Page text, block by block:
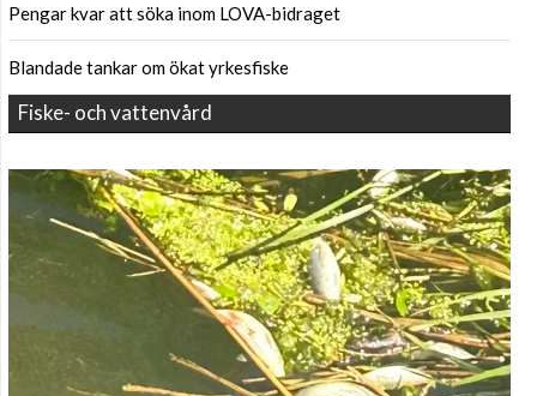
Pengar kvar att söka inom LOVA-bidraget
Blandade tankar om ökat yrkesfiske
Fiske- och vattenvård